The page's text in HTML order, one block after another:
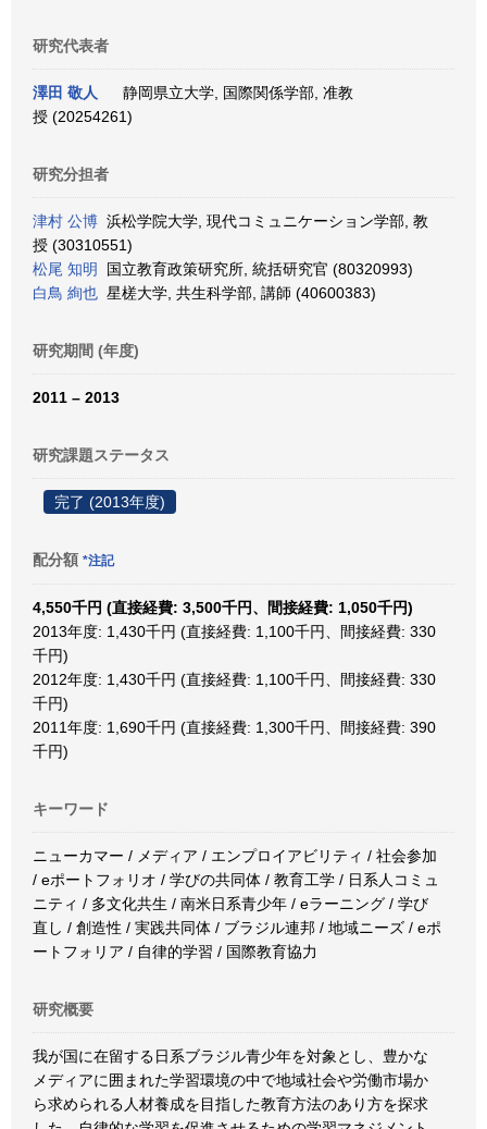
研究代表者
澤田 敬人
静岡県立大学, 国際関係学部, 准教
授 (20254261)
研究分担者
津村 公博 浜松学院大学, 現代コミュニケーション学部, 教
授 (30310551)
松尾 知明
国立教育政策研究所, 統括研究官 (80320993)
白鳥 絢也 星槎大学, 共生科学部, 講師 (40600383)
研究期間 (年度)
2011 – 2013
研究課題ステータス
完了 (2013年度)
配分額 *注記
4,550千円 (直接経費: 3,500千円、間接経費: 1,050千円)
2013年度: 1,430千円 (直接経費: 1,100千円、間接経費: 330
千円)
2012年度: 1,430千円 (直接経費: 1,100千円、間接経費: 330
千円)
2011年度: 1,690千円 (直接経費: 1,300千円、間接経費: 390
千円)
キーワード
ニューカマー / メディア / エンプロイアビリティ / 社会参加
/ eポートフォリオ / 学びの共同体 / 教育工学 / 日系人コミュ
ニティ / 多文化共生 / 南米日系青少年 / eラーニング / 学び
直し / 創造性 / 実践共同体 / ブラジル連邦 / 地域ニーズ / eポ
ートフォリア / 自律的学習 / 国際教育協力
研究概要
我が国に在留する日系ブラジル青少年を対象とし、豊かな
メディアに囲まれた学習環境の中で地域社会や労働市場か
ら求められる人材養成を目指した教育方法のあり方を探求